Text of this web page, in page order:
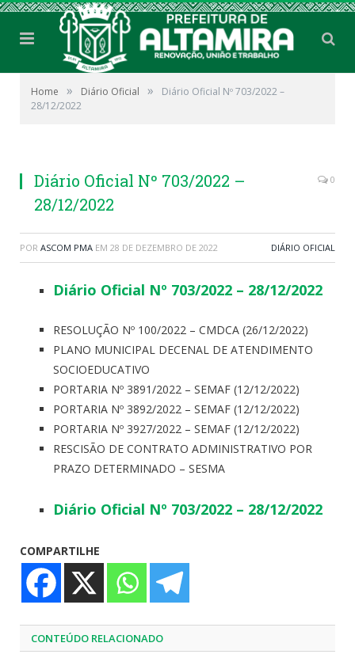
Home » Diário Oficial »
Diário Oficial Nº 703/2022 –
28/12/2022
Diário Oficial Nº 703/2022 –
28/12/2022
0
POR ASCOM PMA EM 28 DE DEZEMBRO DE 2022 DIÁRIO OFICIAL
Diário Oficial Nº 703/2022 – 28/12/2022
RESOLUÇÃO Nº 100/2022 – CMDCA (26/12/2022)
PLANO MUNICIPAL DECENAL DE ATENDIMENTO
SOCIOEDUCATIVO
PORTARIA Nº 3891/2022 – SEMAF (12/12/2022)
PORTARIA Nº 3892/2022 – SEMAF (12/12/2022)
PORTARIA Nº 3927/2022 – SEMAF (12/12/2022)
RESCISÃO DE CONTRATO ADMINISTRATIVO POR
PRAZO DETERMINADO – SESMA
Diário Oficial Nº 703/2022 – 28/12/2022
COMPARTILHE
CONTEÚDO RELACIONADO